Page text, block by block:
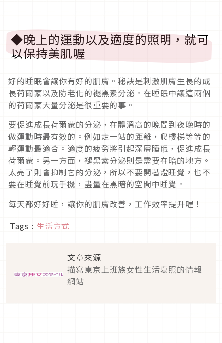
◆晚上的運動以及適度的照明，就可
以保持美肌喔
好的睡眠會讓你有好的肌膚。秘訣是刺激肌膚生長的成
長荷爾蒙以及防老化的褪黑素分泌。在睡眠中讓這兩個
的荷爾蒙大量分泌是很重要的事。
要促進成長荷爾蒙的分泌，在體溫高的晚間到夜晚時的
做運動時最有效的。例如走一站的距離，爬樓梯等等的
輕運動最適合。適度的疲勞將引起深層睡眠，促進成長
荷爾蒙。另一方面，褪黑素分泌則是需要在暗的地方。
太亮了則會抑制它的分泌，所以不要開著燈睡覺，也不
要在睡覺前玩手機，盡量在黑暗的空間中睡覺。
每天都好好睡，讓你的肌膚改善，工作效率提升喔！
Tags : 生活方式
文章來源
描寫東京上班族女性生活寫照的情報
網站